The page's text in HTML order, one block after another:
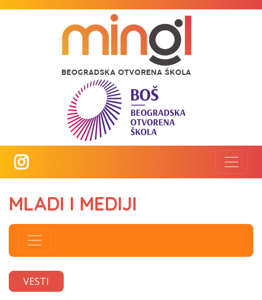
MLADI I MEDIJI
VESTI